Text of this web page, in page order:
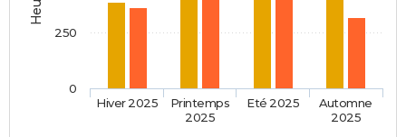
Hiver 2025
Printemps
2025
Eté 2025
Automne
2025
0
250